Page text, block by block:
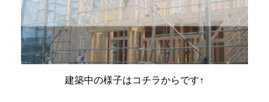
建築中の様子はコチラからです↑